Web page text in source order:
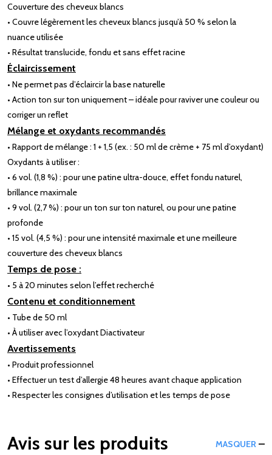
Couverture des cheveux blancs
• Couvre légèrement les cheveux blancs jusqu’à 50 % selon la
nuance utilisée
• Résultat translucide, fondu et sans effet racine
Éclaircissement
• Ne permet pas d’éclaircir la base naturelle
• Action ton sur ton uniquement – idéale pour raviver une couleur ou
corriger un reflet
Mélange et oxydants recommandés
• Rapport de mélange : 1 + 1,5 (ex. : 50 ml de crème + 75 ml d’oxydant)
Oxydants à utiliser :
• 6 vol. (1,8 %) : pour une patine ultra-douce, effet fondu naturel,
brillance maximale
• 9 vol. (2,7 %) : pour un ton sur ton naturel, ou pour une patine
profonde
• 15 vol. (4,5 %) : pour une intensité maximale et une meilleure
couverture des cheveux blancs
Temps de pose :
• 5 à 20 minutes selon l’effet recherché
Contenu et conditionnement
• Tube de 50 ml
• À utiliser avec l’oxydant Diactivateur
Avertissements
• Produit professionnel
• Effectuer un test d’allergie 48 heures avant chaque application
• Respecter les consignes d’utilisation et les temps de pose
Avis sur les produits MASQUER